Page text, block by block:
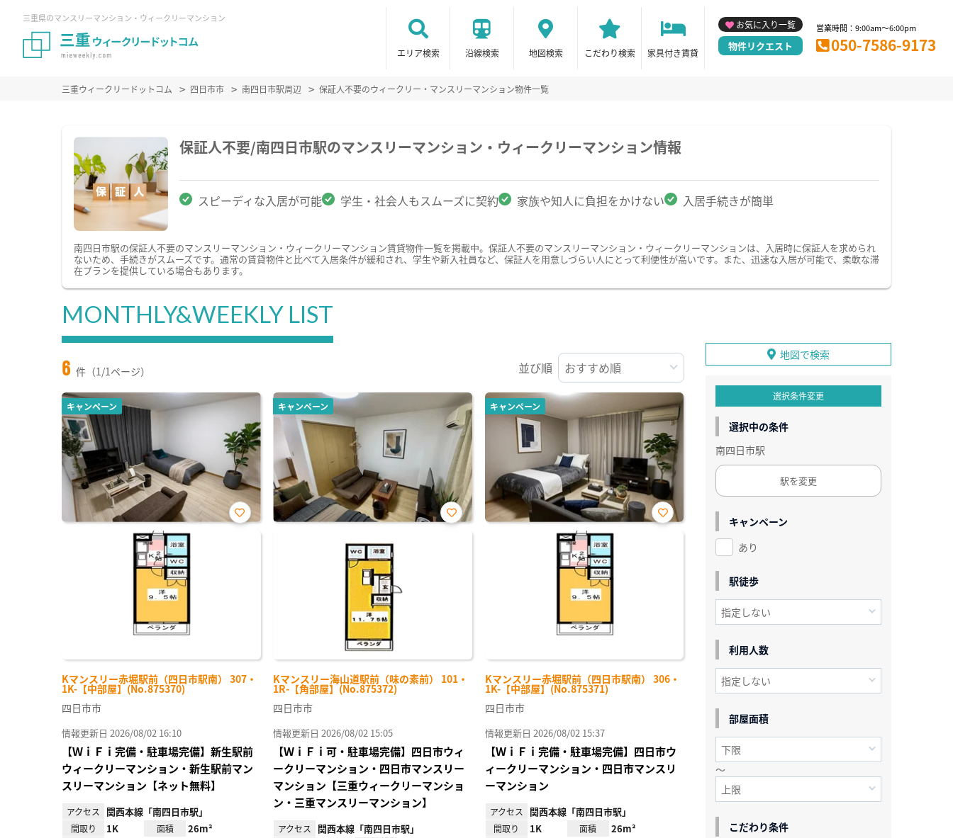
三重県のマンスリーマンション・ウィークリーマンション
エリア検索 沿線検索 地図検索 こだわり検索 家具付き賃貸
お気に入り一覧
物件リクエスト
営業時間：9:00am～6:00pm
050-7586-9173
三重ウィークリードットコム 四日市市 南四日市駅周辺 保証人不要のウィークリー・マンスリーマンション物件一覧
保証人不要/南四日市駅のマンスリーマンション・ウィークリーマンション情報
スピーディな入居が可能 学生・社会人もスムーズに契約 家族や知人に負担をかけない 入居手続きが簡単
南四日市駅の保証人不要のマンスリーマンション・ウィークリーマンション賃貸物件一覧を掲載中。保証人不要のマンスリーマンション・ウィークリーマンションは、入居時に保証人を求められ
ないため、手続きがスムーズです。通常の賃貸物件と比べて入居条件が緩和され、学生や新入社員など、保証人を用意しづらい人にとって利便性が高いです。また、迅速な入居が可能で、柔軟な滞
在プランを提供している場合もあります。
MONTHLY&WEEKLY LIST
6 件（1/1ページ） 並び順
キャンペーン
Kマンスリー赤堀駅前（四日市駅南） 307・
1K-【中部屋】(No.875370)
お気
四日市市
情報更新日 2026/08/02 16:10
【ＷｉＦｉ完備・駐車場完備】新生駅前
ウィークリーマンション・新生駅前マン
スリーマンション【ネット無料】
アクセス 関西本線「南四日市駅」
間取り 1K 面積 26m²
キャンペーン
Kマンスリー海山道駅前（味の素前） 101・
1R-【角部屋】(No.875372)
お気
四日市市
情報更新日 2026/08/02 15:05
【ＷｉＦｉ可・駐車場完備】四日市ウィ
ークリーマンション・四日市マンスリー
マンション【三重ウィークリーマンショ
ン・三重マンスリーマンション】
アクセス 関西本線「南四日市駅」
キャンペーン
Kマンスリー赤堀駅前（四日市駅南） 306・
1K-【中部屋】(No.875371)
お気
四日市市
情報更新日 2026/08/02 15:37
【ＷｉＦｉ完備・駐車場完備】四日市ウ
ィークリーマンション・四日市マンスリ
ーマンション
アクセス 関西本線「南四日市駅」
間取り 1K 面積 26m²
地図で検索
選択条件変更
選択中の条件
南四日市駅
駅を変更
キャンペーン
あり
駅徒歩
利用人数
部屋面積
～
こだわり条件